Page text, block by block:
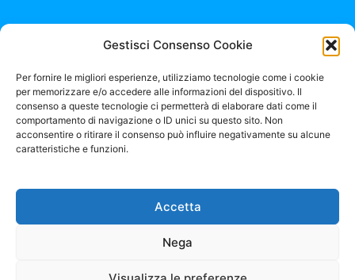
Gestisci Consenso Cookie
Per fornire le migliori esperienze, utilizziamo tecnologie come i cookie
per memorizzare e/o accedere alle informazioni del dispositivo. Il
consenso a queste tecnologie ci permetterà di elaborare dati come il
comportamento di navigazione o ID unici su questo sito. Non
acconsentire o ritirare il consenso può influire negativamente su alcune
caratteristiche e funzioni.
Accetta
Nega
Beware of Imitations!
⚠ Stay safe, choose Aquablade – the original!
© 2025 Aquablade Srls, Via Andrea Palladio,39B – San Giorgio in